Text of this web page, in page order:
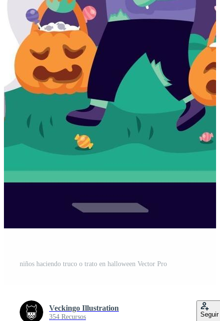
niños haciendo truco o trato en halloween Vector Pro
Veckingo Illustration
354 Recursos Seguir